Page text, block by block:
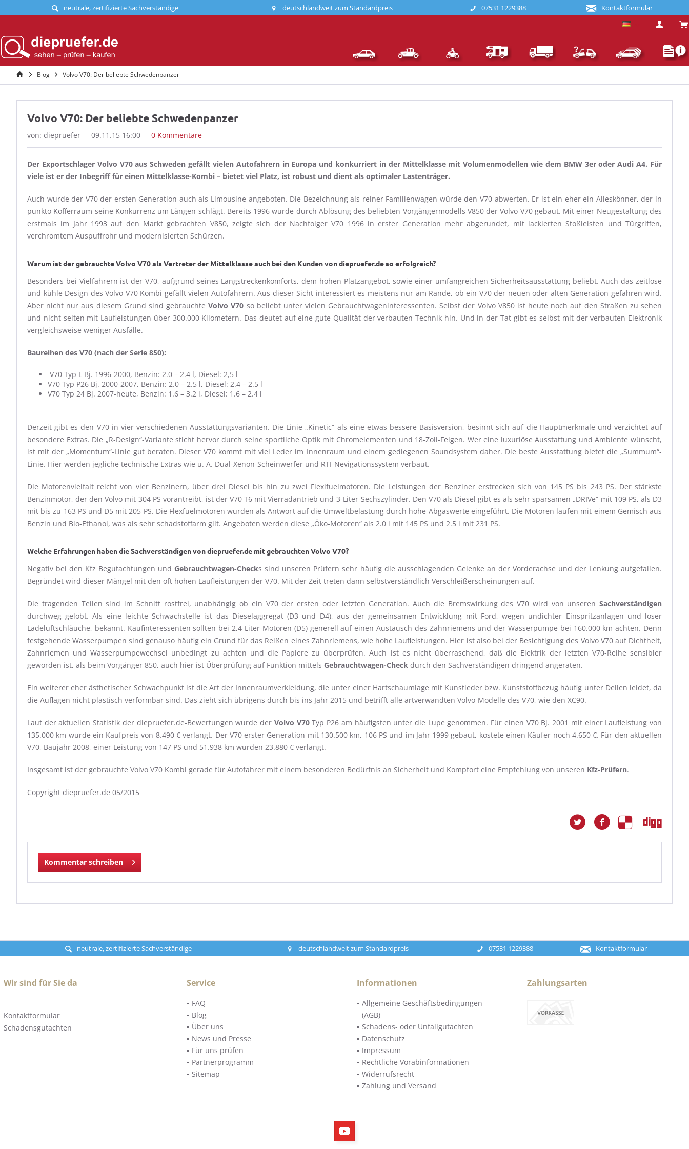
neutrale, zertifizierte Sachverständige deutschlandweit zum Standardpreis 07531 1229388 Kontaktformular
Deutsch
Blog Volvo V70: Der beliebte Schwedenpanzer
Volvo V70: Der beliebte Schwedenpanzer
von: diepruefer 09.11.15 16:00 0 Kommentare
Der Exportschlager Volvo V70 aus Schweden gefällt vielen Autofahrern in Europa und konkurriert in der Mittelklasse mit Volumenmodellen wie dem BMW 3er oder Audi A4. Für
viele ist er der Inbegriff für einen Mittelklasse-Kombi – bietet viel Platz, ist robust und dient als optimaler Lastenträger.
Auch wurde der V70 der ersten Generation auch als Limousine angeboten. Die Bezeichnung als reiner Familienwagen würde den V70 abwerten. Er ist ein eher ein Alleskönner, der in
punkto Kofferraum seine Konkurrenz um Längen schlägt. Bereits 1996 wurde durch Ablösung des beliebten Vorgängermodells V850 der Volvo V70 gebaut. Mit einer Neugestaltung des
erstmals im Jahr 1993 auf den Markt gebrachten V850, zeigte sich der Nachfolger V70 1996 in erster Generation mehr abgerundet, mit lackierten Stoßleisten und Türgriffen,
verchromtem Auspuffrohr und modernisierten Schürzen.
Warum ist der gebrauchte Volvo V70 als Vertreter der Mittelklasse auch bei den Kunden von diepruefer.de so erfolgreich?
Besonders bei Vielfahrern ist der V70, aufgrund seines Langstreckenkomforts, dem hohen Platzangebot, sowie einer umfangreichen Sicherheitsausstattung beliebt. Auch das zeitlose
und kühle Design des Volvo V70 Kombi gefällt vielen Autofahrern. Aus dieser Sicht interessiert es meistens nur am Rande, ob ein V70 der neuen oder alten Generation gefahren wird.
Aber nicht nur aus diesem Grund sind gebrauchteVolvo V70 so beliebt unter vielen Gebrauchtwageninteressenten. Selbst der Volvo V850 ist heute noch auf den Straßen zu sehen
und nicht selten mit Laufleistungen über 300.000 Kilometern. Das deutet auf eine gute Qualität der verbauten Technik hin. Und in der Tat gibt es selbst mit der verbauten Elektronik
vergleichsweise weniger Ausfälle.
Baureihen des V70 (nach der Serie 850):
V70 Typ L Bj. 1996-2000, Benzin: 2.0 – 2.4 l, Diesel: 2,5 l
V70 Typ P26 Bj. 2000-2007, Benzin: 2.0 – 2.5 l, Diesel: 2.4 – 2.5 l
V70 Typ 24 Bj. 2007-heute, Benzin: 1.6 – 3.2 l, Diesel: 1.6 – 2.4 l
Derzeit gibt es den V70 in vier verschiedenen Ausstattungsvarianten. Die Linie „Kinetic“ als eine etwas bessere Basisversion, besinnt sich auf die Hauptmerkmale und verzichtet auf
besondere Extras. Die „R-Design“-Variante sticht hervor durch seine sportliche Optik mit Chromelementen und 18-Zoll-Felgen. Wer eine luxuriöse Ausstattung und Ambiente wünscht,
ist mit der „Momentum“-Linie gut beraten. Dieser V70 kommt mit viel Leder im Innenraum und einem gediegenen Soundsystem daher. Die beste Ausstattung bietet die „Summum“-
Linie. Hier werden jegliche technische Extras wie u. A. Dual-Xenon-Scheinwerfer und RTI-Nevigationssystem verbaut.
Die Motorenvielfalt reicht von vier Benzinern, über drei Diesel bis hin zu zwei Flexifuelmotoren. Die Leistungen der Benziner erstrecken sich von 145 PS bis 243 PS. Der stärkste
Benzinmotor, der den Volvo mit 304 PS vorantreibt, ist der V70 T6 mit Vierradantrieb und 3-Liter-Sechszylinder. Den V70 als Diesel gibt es als sehr sparsamen „DRIVe“ mit 109 PS, als D3
mit bis zu 163 PS und D5 mit 205 PS. Die Flexfuelmotoren wurden als Antwort auf die Umweltbelastung durch hohe Abgaswerte eingeführt. Die Motoren laufen mit einem Gemisch aus
Benzin und Bio-Ethanol, was als sehr schadstoffarm gilt. Angeboten werden diese „Öko-Motoren“ als 2.0 l mit 145 PS und 2.5 l mit 231 PS.
Welche Erfahrungen haben die Sachverständigen von diepruefer.de mit gebrauchten Volvo V70?
Negativ bei den Kfz Begutachtungen und Gebrauchtwagen-Checks sind unseren Prüfern sehr häufig die ausschlagenden Gelenke an der Vorderachse und der Lenkung aufgefallen.
Begründet wird dieser Mängel mit den oft hohen Laufleistungen der V70. Mit der Zeit treten dann selbstverständlich Verschleißerscheinungen auf.
Die tragenden Teilen sind im Schnitt rostfrei, unabhängig ob ein V70 der ersten oder letzten Generation. Auch die Bremswirkung des V70 wird von unseren Sachverständigen
durchweg gelobt. Als eine leichte Schwachstelle ist das Dieselaggregat (D3 und D4), aus der gemeinsamen Entwicklung mit Ford, wegen undichter Einspritzanlagen und loser
Ladeluftschläuche, bekannt. Kaufinteressenten sollten bei 2,4-Liter-Motoren (D5) generell auf einen Austausch des Zahnriemens und der Wasserpumpe bei 160.000 km achten. Denn
festgehende Wasserpumpen sind genauso häufig ein Grund für das Reißen eines Zahnriemens, wie hohe Laufleistungen. Hier ist also bei der Besichtigung des Volvo V70 auf Dichtheit,
Zahnriemen und Wasserpumpewechsel unbedingt zu achten und die Papiere zu überprüfen. Auch ist es nicht überraschend, daß die Elektrik der letzten V70-Reihe sensibler
geworden ist, als beim Vorgänger 850, auch hier ist Überprüfung auf Funktion mittels Gebrauchtwagen-Check durch den Sachverständigen dringend angeraten.
Ein weiterer eher ästhetischer Schwachpunkt ist die Art der Innenraumverkleidung, die unter einer Hartschaumlage mit Kunstleder bzw. Kunststoffbezug häufig unter Dellen leidet, da
die Auflagen nicht plastisch verformbar sind. Das zieht sich übrigens durch bis ins Jahr 2015 und betrifft alle artverwandten Volvo-Modelle des V70, wie den XC90.
Laut der aktuellen Statistik der diepruefer.de-Bewertungen wurde der Volvo V70Typ P26 am häufigsten unter die Lupe genommen. Für einen V70 Bj. 2001 mit einer Laufleistung von
135.000 km wurde ein Kaufpreis von 8.490 € verlangt. Der V70 erster Generation mit 130.500 km, 106 PS und im Jahr 1999 gebaut, kostete einen Käufer noch 4.650 €. Für den aktuellen
V70, Baujahr 2008, einer Leistung von 147 PS und 51.938 km wurden 23.880 € verlangt.
Insgesamt ist der gebrauchte Volvo V70 Kombi gerade für Autofahrer mit einem besonderen Bedürfnis an Sicherheit und Kompfort eine Empfehlung von unseren Kfz-Prüfern.
Copyright diepruefer.de 05/2015
Kommentar schreiben
neutrale, zertifizierte Sachverständige deutschlandweit zum Standardpreis 07531 1229388 Kontaktformular
Wir sind für Sie da
Kontaktformular
Schadensgutachten
Service
FAQ
Blog
Über uns
News und Presse
Für uns prüfen
Partnerprogramm
Sitemap
Informationen
Allgemeine Geschäftsbedingungen
(AGB)
Schadens- oder Unfallgutachten
Datenschutz
Impressum
Rechtliche Vorabinformationen
Widerrufsrecht
Zahlung und Versand
Zahlungsarten